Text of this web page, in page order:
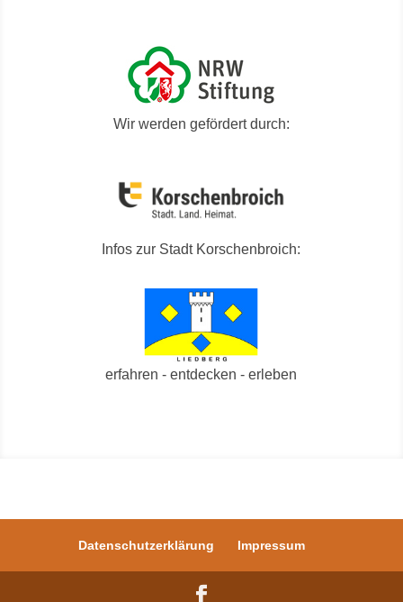
Wir werden gefördert durch:
Infos zur Stadt Korschenbroich:
erfahren - entdecken - erleben
Datenschutzerklärung Impressum